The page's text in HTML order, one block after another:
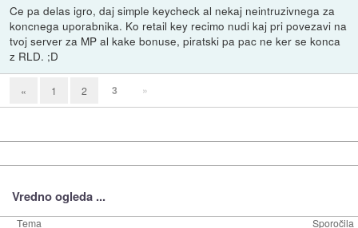
Ce pa delas igro, daj simple keycheck al nekaj neintruzivnega za
koncnega uporabnika. Ko retail key recimo nudi kaj pri povezavi na
tvoj server za MP al kake bonuse, piratski pa pac ne ker se konca
z RLD. ;D
« 1 2 3 »
Vredno ogleda ...
Tema Sporočila